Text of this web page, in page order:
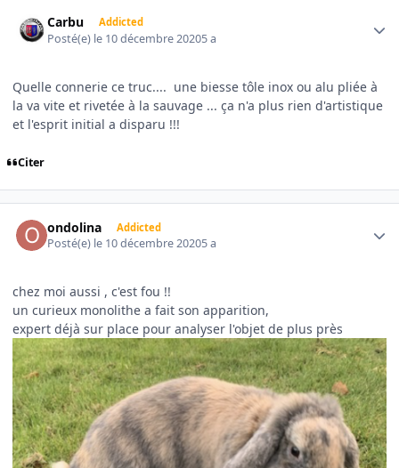
Carbu Addicted
Posté(e) le 10 décembre 20205 a
Quelle connerie ce truc.... une biesse tôle inox ou alu pliée à
la va vite et rivetée à la sauvage ... ça n'a plus rien d'artistique
et l'esprit initial a disparu !!!
Citer
ondolina Addicted
Posté(e) le 10 décembre 20205 a
chez moi aussi , c'est fou !!
un curieux monolithe a fait son apparition,
expert déjà sur place pour analyser l'objet de plus près